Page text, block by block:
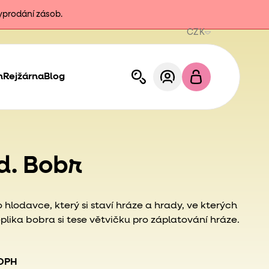
zásob.
CZK
RejžárnaBlog
Bobr
hlodavce, který si staví hráze a hrady, ve kterých
bobra si tese větvičku pro záplatování hráze.